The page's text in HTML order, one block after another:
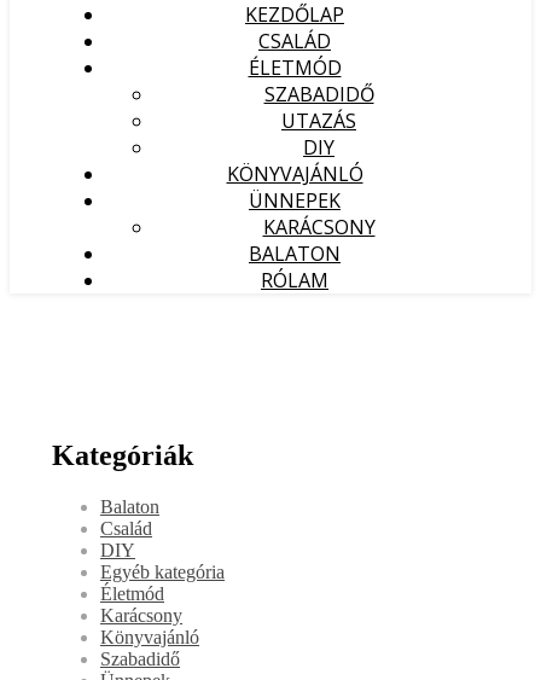
KEZDŐLAP
CSALÁD
ÉLETMÓD
SZABADIDŐ
UTAZÁS
DIY
KÖNYVAJÁNLÓ
ÜNNEPEK
KARÁCSONY
BALATON
RÓLAM
Kategóriák
Balaton
Család
DIY
Egyéb kategória
Életmód
Karácsony
Könyvajánló
Szabadidő